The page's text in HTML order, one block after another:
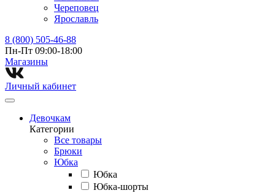
Череповец
Ярославль
8 (800) 505-46-88
Пн-Пт 09:00-18:00
Магазины⁠
Личный кабинет
Девочкам
Категории
Все товары
Брюки
Юбка
Юбка
Юбка-шорты